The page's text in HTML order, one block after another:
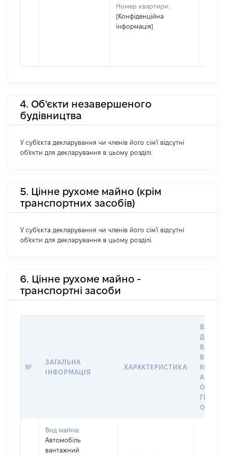
Номер квартири:
[Конфіденційна
інформація]
4. Об'єкти незавершеного
будівництва
У суб'єкта декларування чи членів його сім'ї відсутні
об'єкти для декларування в цьому розділі.
5. Цінне рухоме майно (крім
транспортних засобів)
У суб'єкта декларування чи членів його сім'ї відсутні
об'єкти для декларування в цьому розділі.
6. Цінне рухоме майно -
транспортні засоби
№
ЗАГАЛЬНА
ІНФОРМАЦІЯ
ХАРАКТЕРИСТИКА
ДАТУ
АБО
Вид майна:
Автомобіль
вантажний